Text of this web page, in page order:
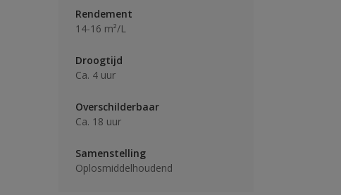
Rendement
14-16 m²/L
Droogtijd
Ca. 4 uur
Overschilderbaar
Ca. 18 uur
Samenstelling
Oplosmiddelhoudend